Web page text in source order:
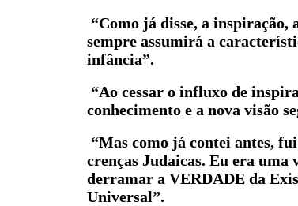
“Como já disse, a
sempre assumirá a
infância”.
“Ao cessar o influxo de
conhecimento e a nova visão
“Mas como já contei antes,
crenças Judaicas. Eu era
derramar a VERDADE da
Universal”.